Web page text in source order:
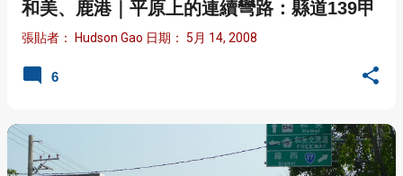
和美、鹿港｜平原上的連續彎路：縣道139甲
張貼者： Hudson Gao 日期： 5月 14, 2008
6